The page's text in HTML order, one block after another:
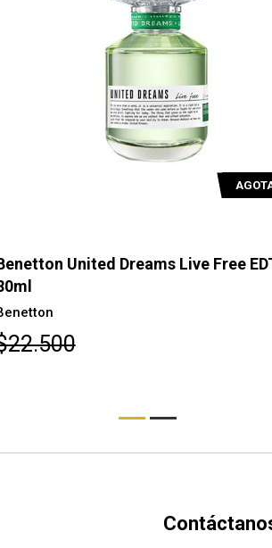
Benetton United Dreams
Benetton
$28.400